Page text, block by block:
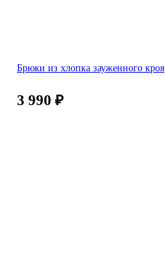
Брюки из хлопка зауженного кроя
3 990 ₽